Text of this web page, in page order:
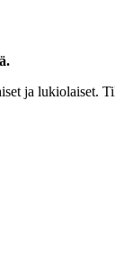
ja lukiolaiset.